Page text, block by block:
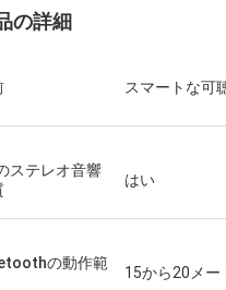
の詳細
スマートな可
ステレオ音響
はい
の動作範
15から20メー